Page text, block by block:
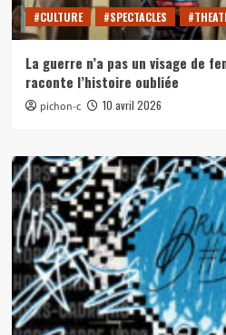
#CULTURE #SPECTACLES
La guerre n’a pas un visage de
raconte l’histoire oubliée
pichon-c 10 avril 2026